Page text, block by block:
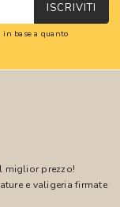
ISCRIVITI
in base a quanto
miglior prezzo!
e valigeria firmate